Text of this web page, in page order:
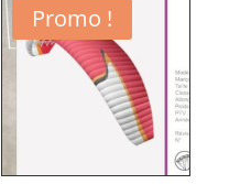
Promo !